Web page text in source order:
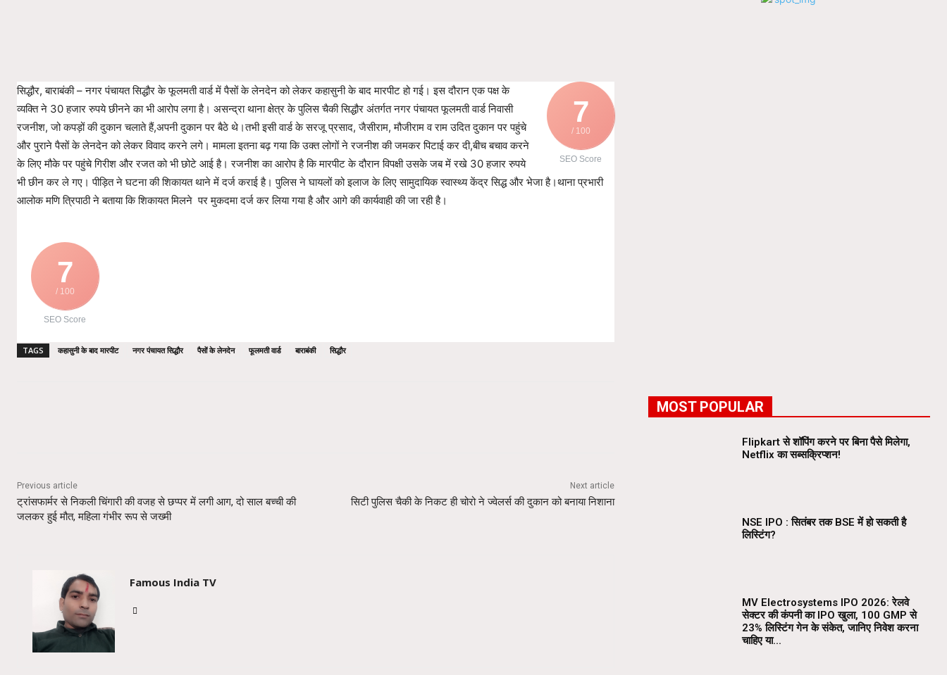
7
/ 100
SEO Score
सिद्धौर, बाराबंकी – नगर पंचायत सिद्धौर के फूलमती वार्ड में पैसों के लेनदेन को लेकर कहासुनी के बाद मारपीट हो गई। इस दौरान एक पक्ष के
व्यक्ति ने 30 हजार रुपये छीनने का भी आरोप लगा है। असन्द्रा थाना क्षेत्र के पुलिस चैकी सिद्धौर अंतर्गत नगर पंचायत फूलमती वार्ड निवासी
रजनीश, जो कपड़ों की दुकान चलाते हैं,अपनी दुकान पर बैठे थे।तभी इसी वार्ड के सरजू प्रसाद, जैसीराम, मौजीराम व राम उदित दुकान पर पहुंचे
और पुराने पैसों के लेनदेन को लेकर विवाद करने लगे। मामला इतना बढ़ गया कि उक्त लोगों ने रजनीश की जमकर पिटाई कर दी,बीच बचाव करने
के लिए मौके पर पहुंचे गिरीश और रजत को भी छोटे आई है। रजनीश का आरोप है कि मारपीट के दौरान विपक्षी उसके जब में रखे 30 हजार रुपये
भी छीन कर ले गए। पीड़ित ने घटना की शिकायत थाने में दर्ज कराई है। पुलिस ने घायलों को इलाज के लिए सामुदायिक स्वास्थ्य केंद्र सिद्ध और भेजा है।थाना प्रभारी
आलोक मणि त्रिपाठी ने बताया कि शिकायत मिलने पर मुकदमा दर्ज कर लिया गया है और आगे की कार्यवाही की जा रही है।
7
/ 100
SEO Score
TAGS कहासुनी के बाद मारपीट नगर पंचायत सिद्धौर पैसों के लेनदेन फूलमती वार्ड बाराबंकी सिद्धौर
Previous article
ट्रांसफार्मर से निकली चिंगारी की वजह से छप्पर में लगी आग, दो साल बच्ची की
जलकर हुई मौत, महिला गंभीर रूप से जख्मी
Next article
सिटी पुलिस चैकी के निकट ही चोरो ने ज्वेलर्स की दुकान को बनाया निशाना
Famous India TV
MOST POPULAR
Flipkart से शॉपिंग करने पर बिना पैसे मिलेगा,
Netflix का सब्सक्रिप्शन!
NSE IPO : सितंबर तक BSE में हो सकती है
लिस्टिंग?
MV Electrosystems IPO 2026: रेलवे
सेक्टर की कंपनी का IPO खुला, ₹100 GMP से
23% लिस्टिंग गेन के संकेत, जानिए निवेश करना
चाहिए या...